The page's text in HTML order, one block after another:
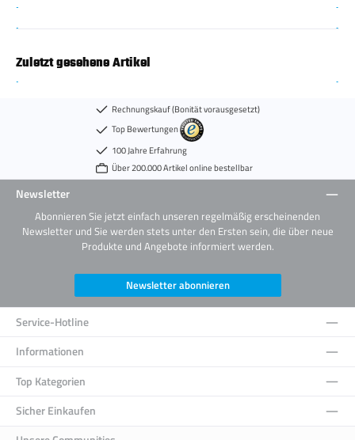
Zuletzt gesehene Artikel
Rechnungskauf (Bonität vorausgesetzt)
Top Bewertungen
100 Jahre Erfahrung
Über 200.000 Artikel online bestellbar
Newsletter
Abonnieren Sie jetzt einfach unseren regelmäßig erscheinenden
Newsletter und Sie werden stets unter den Ersten sein, die über neue
Produkte und Angebote informiert werden.
Newsletter abonnieren
Service-Hotline
Informationen
Top Kategorien
Sicher Einkaufen